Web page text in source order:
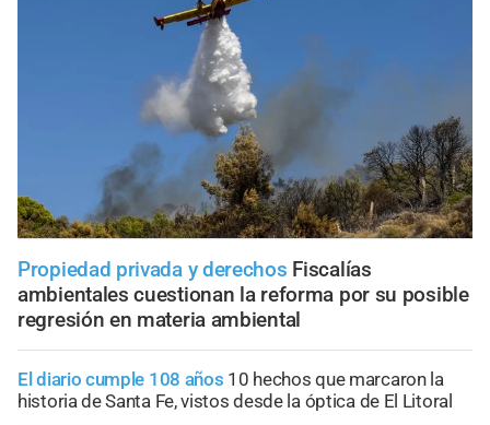
Propiedad privada y derechos Fiscalías
ambientales cuestionan la reforma por su posible
regresión en materia ambiental
El diario cumple 108 años 10 hechos que marcaron la
historia de Santa Fe, vistos desde la óptica de El Litoral